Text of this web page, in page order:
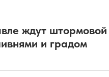
ждут штормовой
и градом